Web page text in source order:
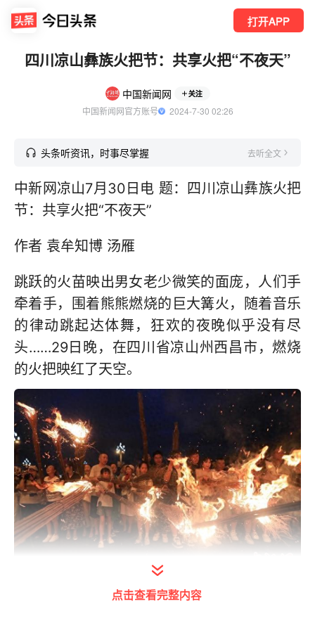
打开APP
四川凉山彝族火把节：共享火把“不夜天”
中国新闻网 关注
中国新闻网官方账号
  2024-7-30 02:26
头条听资讯，时事尽掌握 去听全文
中新网凉山7月30日电 题：四川凉山彝族火把
节：共享火把“不夜天”
作者 袁牟知博 汤雁
跳跃的火苗映出男女老少微笑的面庞，人们手
牵着手，围着熊熊燃烧的巨大篝火，随着音乐
的律动跳起达体舞，狂欢的夜晚似乎没有尽
头……29日晚，在四川省凉山州西昌市，燃烧
的火把映红了天空。
图为29日晚“激情火把节·最炫民族风”西昌火把
点击查看完整内容